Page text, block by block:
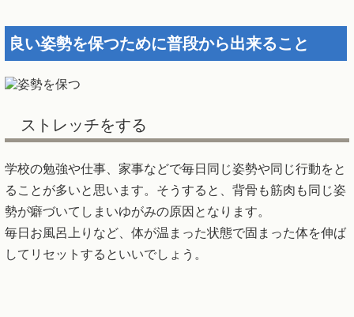
良い姿勢を保つために普段から出来ること
ストレッチをする
学校の勉強や仕事、家事などで毎日同じ姿勢や同じ行動をと
ることが多いと思います。そうすると、背骨も筋肉も同じ姿
勢が癖づいてしまいゆがみの原因となります。
毎日お風呂上りなど、体が温まった状態で固まった体を伸ば
してリセットするといいでしょう。